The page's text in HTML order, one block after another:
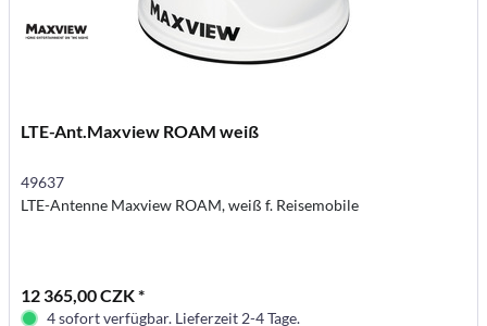
LTE-Ant.Maxview ROAM weiß
49637
LTE-Antenne Maxview ROAM, weiß f. Reisemobile
12 365,00 CZK *
4 sofort verfügbar. Lieferzeit 2-4 Tage.